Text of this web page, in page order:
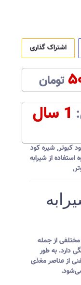
اشتراک گذاری
تومان
1 سال
کبوتر,شیره کود
استفاده از شیرابه
,
از جمله
دارد. به طور
از عناصر مغذی